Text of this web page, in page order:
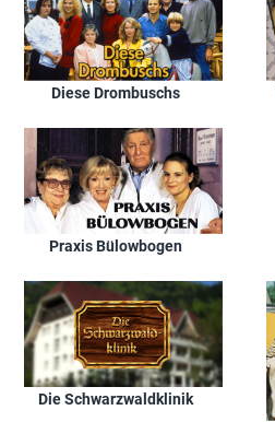
Diese Drombuschs
Praxis Bülowbogen
Die Schwarzwaldklinik